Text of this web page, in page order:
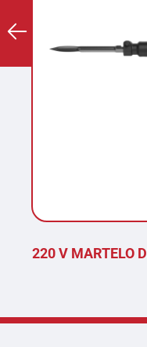
220 V MARTELO